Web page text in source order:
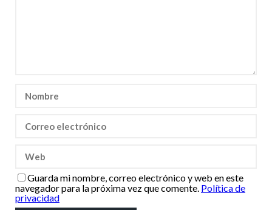
Guarda mi nombre, correo electrónico y web en este
navegador para la próxima vez que comente. Política de
privacidad